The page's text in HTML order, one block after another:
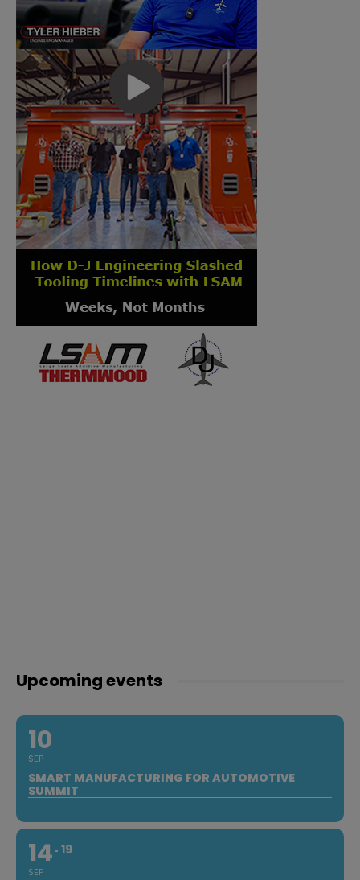
Upcoming events
10
SEP
SMART MANUFACTURING FOR AUTOMOTIVE
SUMMIT
14
SEP
19